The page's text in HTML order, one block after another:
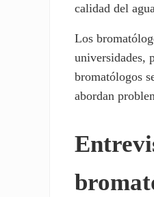
calidad del
Los
universidades,
bromatólogos
abordan